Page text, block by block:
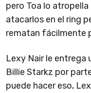
pero Toa lo
atacarlos en el ring
rematan fácilmente
Lexy Nair le entrega
Billie Starkz por
puede hacer eso,